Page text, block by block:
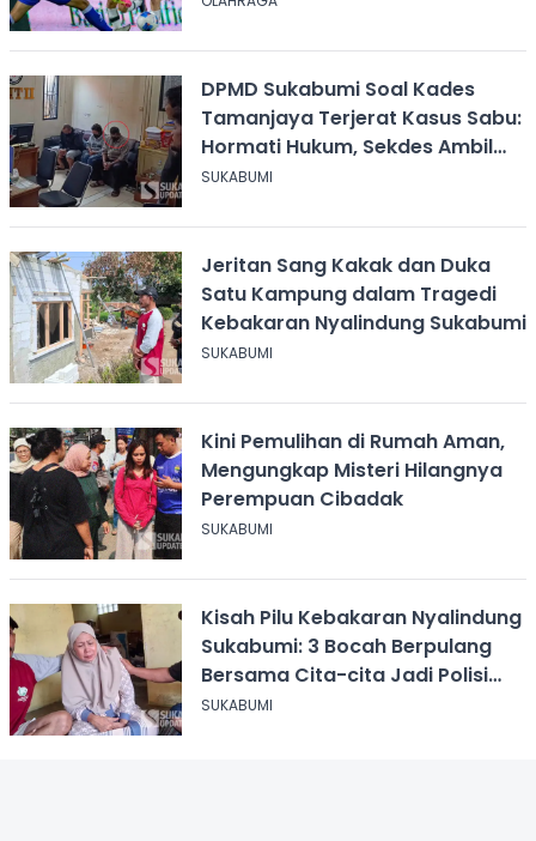
DPMD Sukabumi Soal Kades
Tamanjaya Terjerat Kasus Sabu:
Hormati Hukum, Sekdes Ambil
Alih Pelayanan
SUKABUMI
Jeritan Sang Kakak dan Duka
Satu Kampung dalam Tragedi
Kebakaran Nyalindung Sukabumi
SUKABUMI
Kini Pemulihan di Rumah Aman,
Mengungkap Misteri Hilangnya
Perempuan Cibadak
SUKABUMI
Kisah Pilu Kebakaran Nyalindung
Sukabumi: 3 Bocah Berpulang
Bersama Cita-cita Jadi Polisi
dan Guru
SUKABUMI